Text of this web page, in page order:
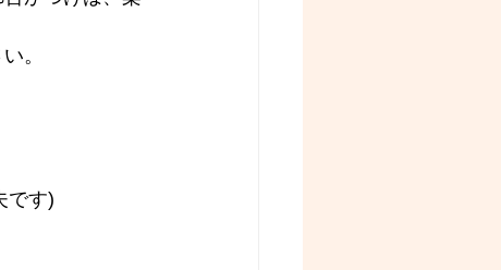
。
です)